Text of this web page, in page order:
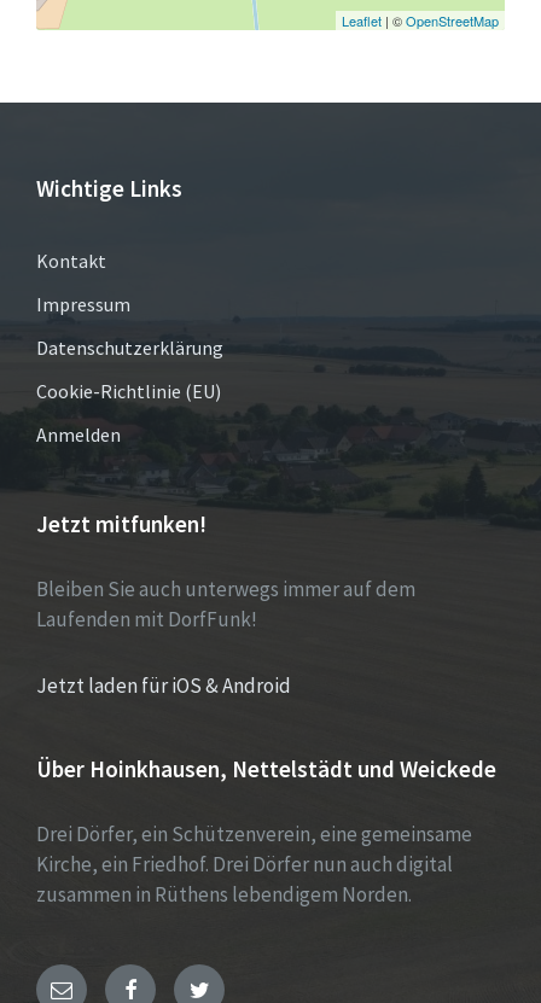
Leaflet | ©OpenStreetMap
Wichtige Links
Kontakt
Impressum
Datenschutzerklärung
Cookie-Richtlinie (EU)
Anmelden
Jetzt mitfunken!
Bleiben Sie auch unterwegs immer auf dem
Laufenden mit DorfFunk!
Jetzt laden für iOS & Android
Über Hoinkhausen, Nettelstädt und Weickede
Drei Dörfer, ein Schützenverein, eine gemeinsame
Kirche, ein Friedhof. Drei Dörfer nun auch digital
zusammen in Rüthens lebendigem Norden.
E- FacebookTwitter